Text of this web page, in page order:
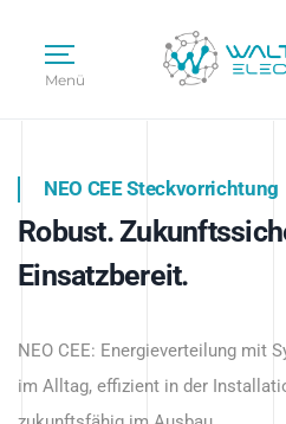
Menü
Intelligente
NEO CEE Steckvorrichtung
Robust.
Einsatzbereit.
NEO CEE: Energieverteilung mit
im Alltag, effizient in der
Intelligenz trifft
Anwendungen – robust, IP-
zukunftsfähig.